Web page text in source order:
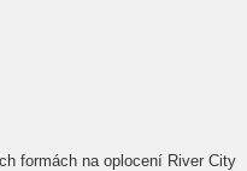
formách na oplocení River City